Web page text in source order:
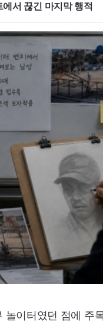
서 끊긴 마지막 행적
이터였던 점에 주